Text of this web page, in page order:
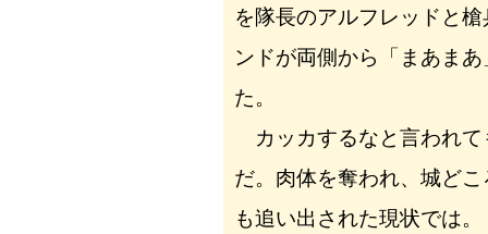
を隊長のアルフレッドと
ンドが両側から「まあま
た。
カッカするなと言われて
だ。肉体を奪われ、城ど
も追い出された現状では。